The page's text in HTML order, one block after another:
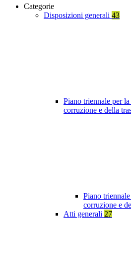
Categorie
Disposizioni generali 43
Piano triennale per
corruzione e della
Piano
corruzione e
Atti generali 27